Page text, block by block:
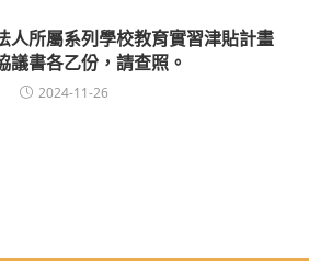
人所屬系列學校教育實習津貼計畫
議書各乙份，請查照。
2024-11-26